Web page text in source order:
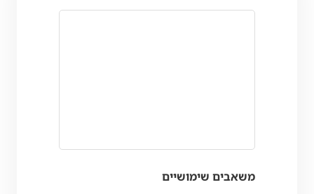
משאבים שימושיים